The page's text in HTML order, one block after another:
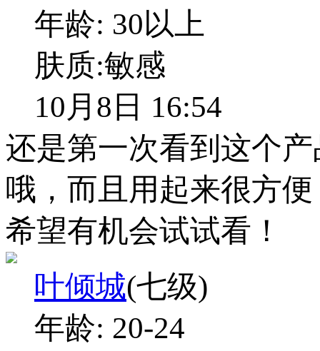
年龄: 30以上
肤质:敏感
10月8日 16:54
还是第一次看到这个
哦，而且用起来很方
希望有机会试试看！
叶倾城(七级)
年龄: 20-24